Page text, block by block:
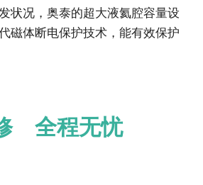
状况，奥泰的超大液氦腔容量设
磁体断电保护技术，能有效保护
全程无忧